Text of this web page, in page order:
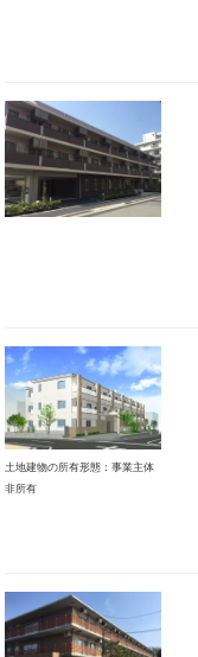
土地建物の所有形態：事業主体
非所有